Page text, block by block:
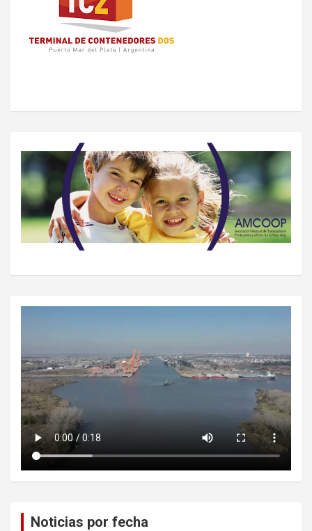
Noticias por fecha